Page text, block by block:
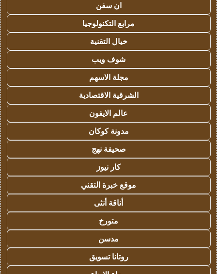
ان سفن
مرابع التكنولوجيا
خيال التقنية
شوف ويب
مجلة الاسهم
الشرقية الاقتصادية
عالم الايفون
مدونة كوكان
صحيفة نهج
كار نيوز
موقع خبرة التقني
أناقة أنثى
متورخ
مدسن
روتانا تسويق